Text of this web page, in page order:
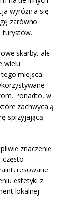
wyróżnia się
zarówno
turystów.
skarby, ale
wielu
miejsca.
Ponadto, w
zachwycają
sprzyjającą
znaczenie
często
estetyki z
lokalnej